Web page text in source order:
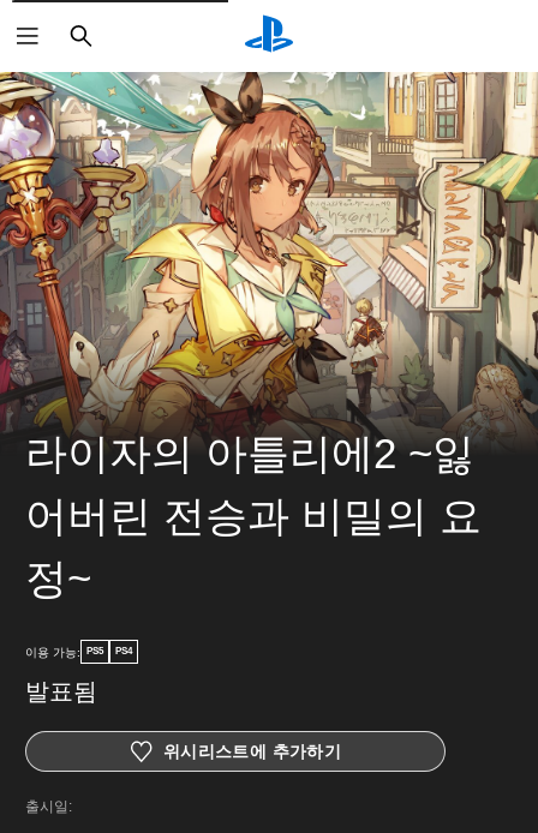
검
색
라이자의 아틀리에2 ~잃
어버린 전승과 비밀의 요
정~
이용 가능: PS5 PS4
발표됨
위시리스트에 추가하기
출시일: